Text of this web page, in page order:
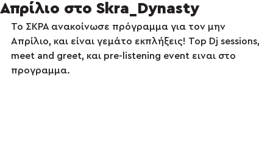
Απρίλιο στο Skra_Dynasty
Το ΣΚΡΑ ανακοίνωσε πρόγραμμα για τον μην
Απρίλιο, και είναι γεμάτο εκπλήξεις! Top Dj sessions,
meet and greet, και pre-listening event ειναι στο
προγραμμα.